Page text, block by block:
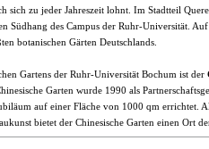
sich zu jeder Jahreszeit lohnt. Im Stadtteil
Südhang des Campus der Ruhr-Universität.
botanischen Gärten Deutschlands.
Gartens der Ruhr-Universität Bochum ist der
Garten wurde 1990 als
auf einer Fläche von 1000 qm errichtet.
bietet der Chinesische Garten einen Ort